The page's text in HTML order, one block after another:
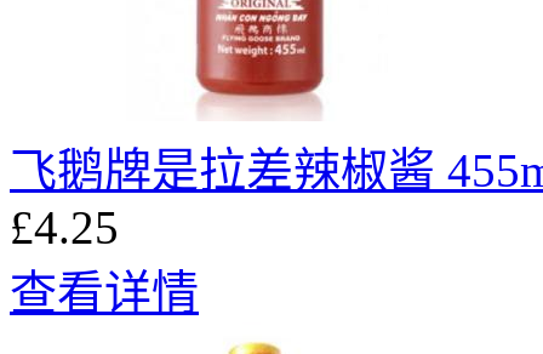
飞鹅牌是拉差辣椒酱
£4.25
查看详情